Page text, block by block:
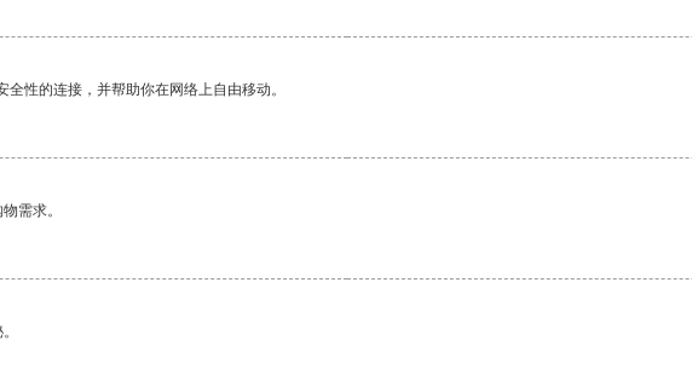
性的连接，并帮助你在网络上自由移动。
需求。